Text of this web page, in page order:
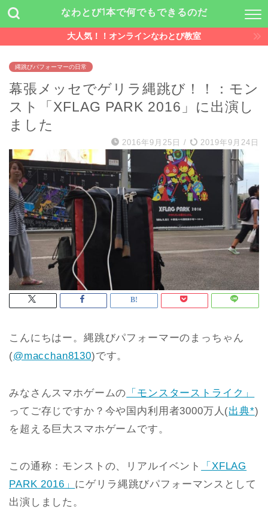
なわとび1本で何でもできるのだ
大人気！！オンラインなわとび教室
縄跳びパフォーマーの日常
幕張メッセでゲリラ縄跳び！！：モン
スト「XFLAG PARK 2016」に出演し
ました
2016年9月25日 / 2019年9月24日
こんにちはー。縄跳びパフォーマーのまっちゃん
(@macchan8130)です。
みなさんスマホゲームの 「モンスターストライク」
ってご存じですか？今や国内利用者3000万人(出典*)
を超える巨大スマホゲームです。
この通称：モンストの、リアルイベント
「XFLAG
PARK 2016」 にゲリラ縄跳びパフォーマンスとして
出演しました。